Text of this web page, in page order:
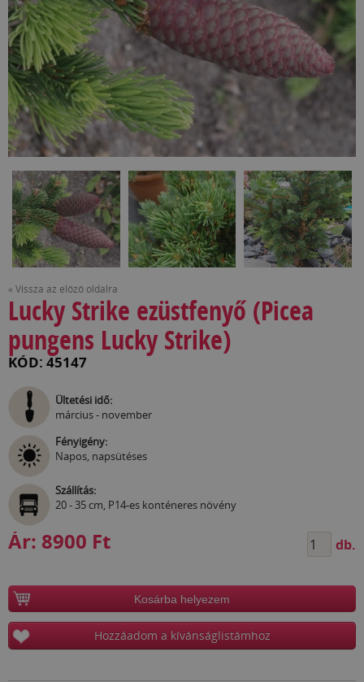
« Vissza az előző oldalra
Lucky Strike ezüstfenyő (Picea
pungens Lucky Strike)
KÓD: 45147
Ültetési idő:
március - november
Fényigény:
Napos, napsütéses
Szállítás:
20 - 35 cm, P14-es konténeres növény
Ár: 8900 Ft db.
Kosárba helyezem
Hozzáadom a kívánságlistámhoz